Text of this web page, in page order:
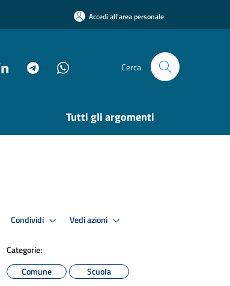
Accedi all'area personale
Cerca
Tutti gli argomenti
Condividi Vedi azioni
Categorie:
Comune
Scuola